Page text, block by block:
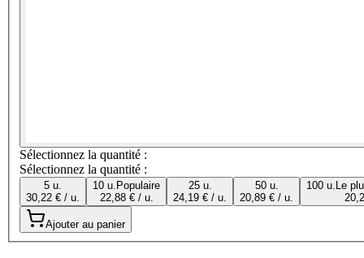
Sélectionnez la quantité :
Sélectionnez la quantité :
5 u.
30,22 € / u.
10 u. Populaire
22,88 € / u.
25 u.
24,19 € / u.
50 u.
20,89 € / u.
100 u. Le
Ajouter au panier